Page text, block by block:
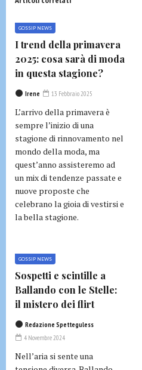
GOSSIP NEWS
I trend della primavera
2025: cosa sarà di moda
in questa stagione?
Irene 13 Febbraio 2025
L’arrivo della primavera è
sempre l’inizio di una
stagione di rinnovamento nel
mondo della moda, ma
quest’anno assisteremo ad
un mix di tendenze passate e
nuove proposte che
celebrano la gioia di vestirsi e
la bella stagione.
GOSSIP NEWS
Sospetti e scintille a
Ballando con le Stelle:
il mistero dei flirt
Redazione Spetteguless
4 Novembre 2024
Nell’aria si sente una